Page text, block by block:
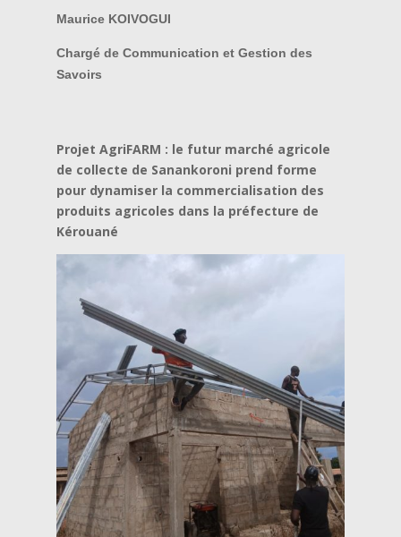
Maurice KOIVOGUI
Chargé de Communication et Gestion des
Savoirs
Projet AgriFARM : le futur marché agricole
de collecte de Sanankoroni prend forme
pour dynamiser la commercialisation des
produits agricoles dans la préfecture de
Kérouané